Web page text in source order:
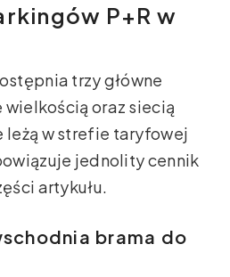
P+R w
trzy główne
oraz siecią
leżą w strefie taryfowej
jednolity cennik
artykułu.
brama do